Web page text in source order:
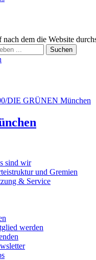
dem die Website
Suchen
sind wir
und Gremien
& Service
werden